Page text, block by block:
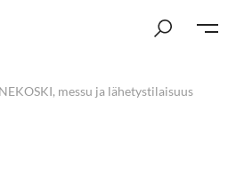
messu ja lähetystilaisuus